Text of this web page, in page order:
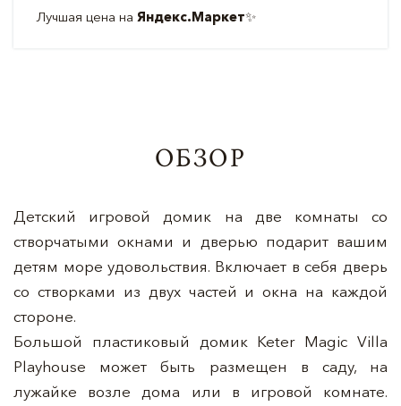
Лучшая цена на Яндекс.Маркет✨
ОБЗОР
Детский игровой домик на две комнаты со
створчатыми окнами и дверью подарит вашим
детям море удовольствия. Включает в себя дверь
со створками из двух частей и окна на каждой
стороне.
Большой пластиковый домик Keter Magic Villa
Playhouse может быть размещен в саду, на
лужайке возле дома или в игровой комнате.